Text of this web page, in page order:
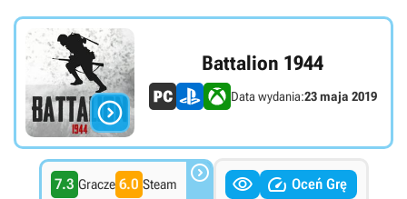

Battalion 1944
Data wydania:23 maja 2019
7.3 Gracze 6.0 Steam    Oceń Grę